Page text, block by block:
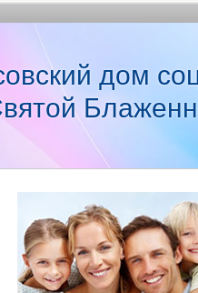
дом